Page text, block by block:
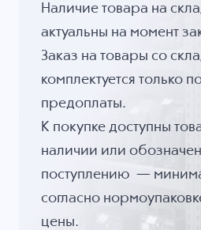
Наличие товара на
актуальны на момент
Заказ на товары со
комплектуется только
предоплаты.
К покупке доступны
наличии или
поступлению —
согласно
цены.